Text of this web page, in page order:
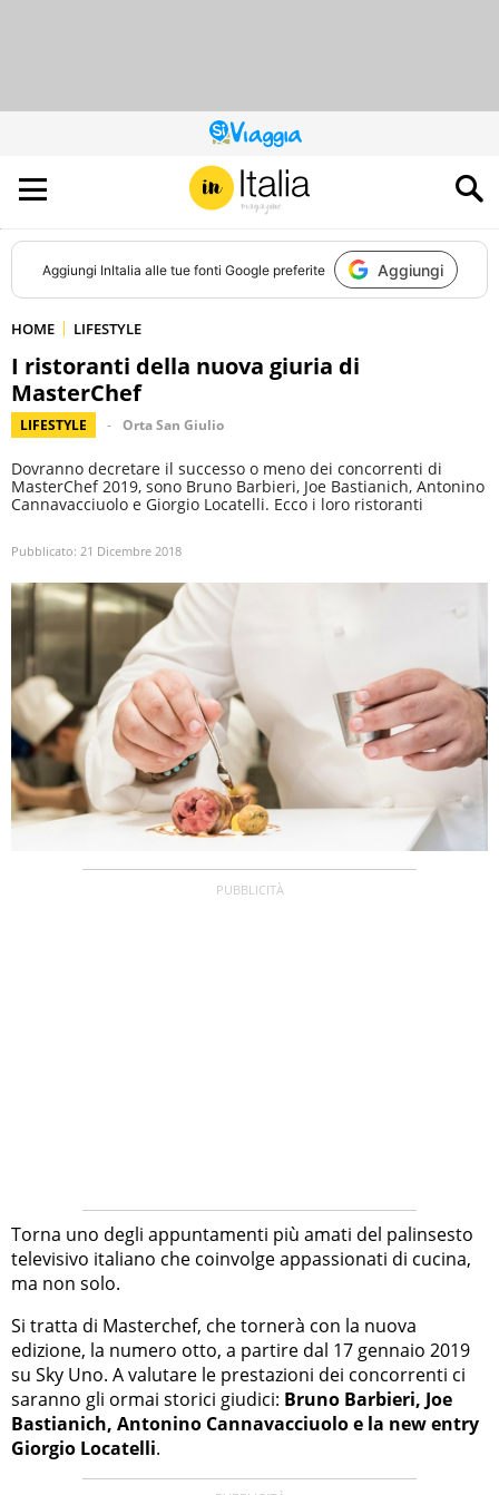
QUESTO
SITO
CONTRIBUISCE
ALL’AUDIENCE
DI
Aggiungi InItalia alle tue fonti Google preferite Aggiungi
HOME LIFESTYLE
I ristoranti della nuova giuria di
MasterChef
LIFESTYLE Orta San Giulio
Dovranno decretare il successo o meno dei concorrenti di
MasterChef 2019, sono Bruno Barbieri, Joe Bastianich, Antonino
Cannavacciuolo e Giorgio Locatelli. Ecco i loro ristoranti
Pubblicato: 21 Dicembre 2018
Torna uno degli appuntamenti più amati del palinsesto
televisivo italiano che coinvolge appassionati di cucina,
ma non solo.
Si tratta di Masterchef, che tornerà con la nuova
edizione, la numero otto, a partire dal 17 gennaio 2019
su Sky Uno. A valutare le prestazioni dei concorrenti ci
saranno gli ormai storici giudici: Bruno Barbieri, Joe
Bastianich, Antonino Cannavacciuolo e la new entry
Giorgio Locatelli.